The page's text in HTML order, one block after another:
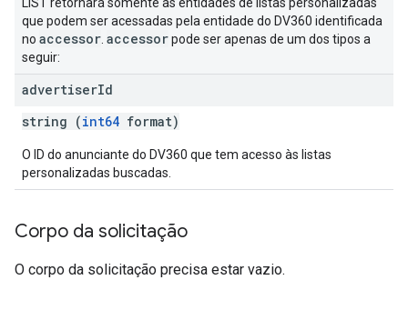
que podem ser acessadas pela entidade do DV360 identificada
no accessor accessorpode ser apenas de um dos tipos a
seguir:
advertiserId
string (int64 format)
O ID do anunciante do DV360 que tem acesso às listas
personalizadas buscadas.
Corpo da solicitação
O corpo da solicitação precisa estar vazio.